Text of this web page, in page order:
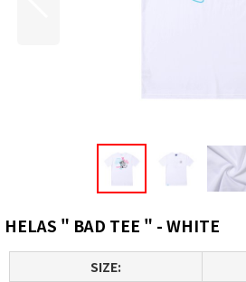
HELAS " BAD TEE " - WHITE
SIZE: